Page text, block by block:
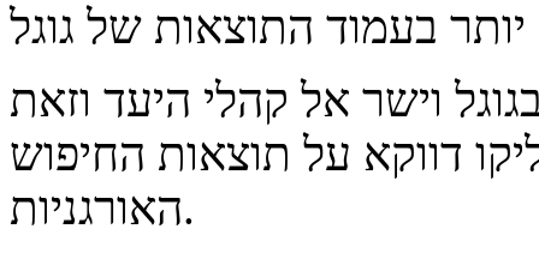
וישר אל קהלי היעד וזאת
דווקא על תוצאות החיפוש
האורגניות.